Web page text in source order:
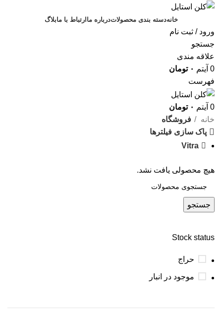
خانهدسته بندی محصولاتدرباره ما ارتباط با مابلاگ
ورود / ثبت نام
جستجو
علاقه مندی
0 آیتم ۰ تومان
فهرست
0 آیتم ۰ تومان
Stock status
حراج
موجود در انبار
خانه
فروشگاه
پاک سازی فیلترها
Vitra
هیچ محصولی یافت نشد.
جستجو